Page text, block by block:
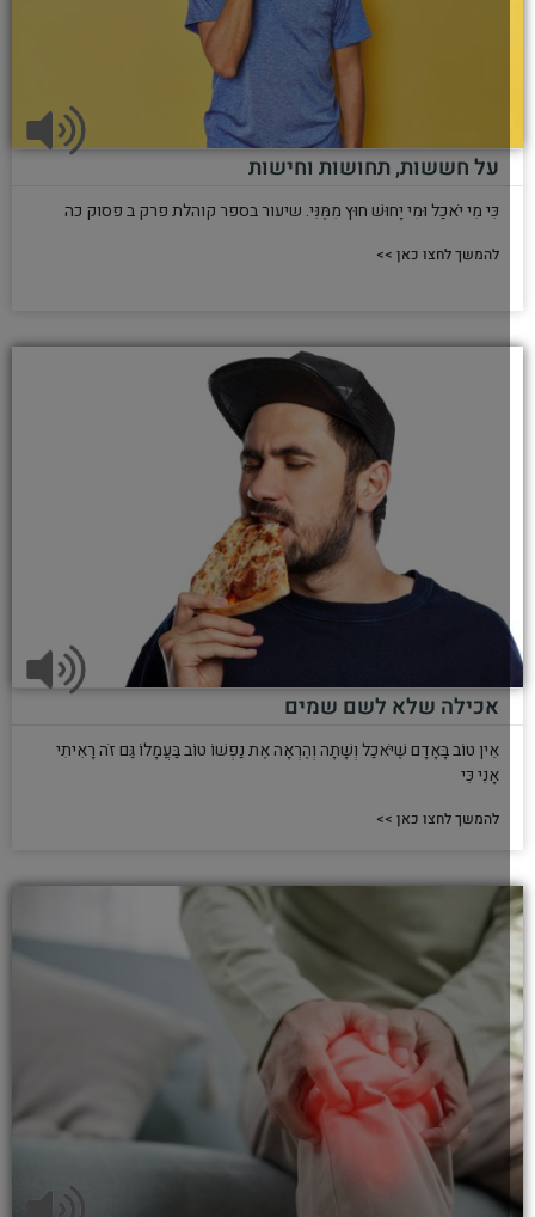
על חששות, תחושות וחישות
כִּי מִי יֹאכַל וּמִי יָחוּשׁ חוּץ מִמֶּנִּי. שיעור בספר קוהלת פרק ב פסוק כה
להמשך לחצו כאן >>
אכילה שלא לשם שמים
אֵין טוֹב בָּאָדָם שֶׁיֹּאכַל וְשָׁתָה וְהֶרְאָה אֶת נַפְשׁוֹ טוֹב בַּעֲמָלוֹ גַּם זֹה רָאִיתִי
אָנִי כִּי
להמשך לחצו כאן >>